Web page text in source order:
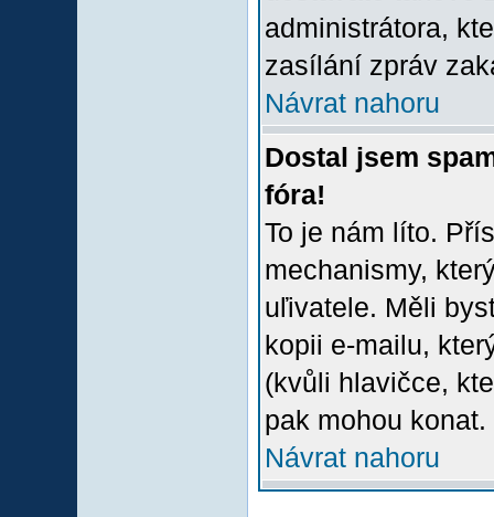
administrátora,
zasílání zpráv
Návrat nahoru
Dostal jsem
fóra!
To je nám líto.
mechanismy,
uľivatele. Měli
kopii e-mailu,
(kvůli hlavičce,
pak mohou konat.
Návrat nahoru